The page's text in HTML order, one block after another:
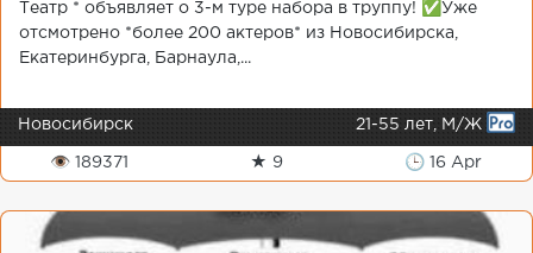
Театр * объявляет о 3-м туре набора в труппу! ✅Уже
отсмотрено *более 200 актеров* из Новосибирска,
Екатеринбурга, Барнаула,...
Новосибирск 21-55 лет, М/Ж
👁 189371 ★ 9 🕒 16 Apr